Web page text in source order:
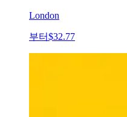
London
부터$32.77